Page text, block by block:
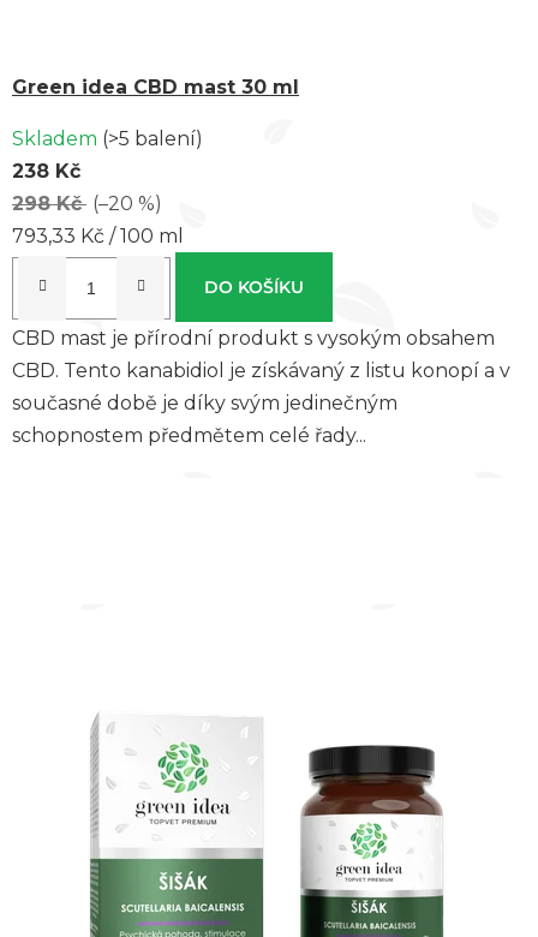
Green idea CBD mast 30 ml
Skladem (>5 balení)
238 Kč
298 Kč (–20 %)
Měrná
793,33 Kč / 100 ml
DO KOŠÍKU
CBD mast je přírodní produkt s vysokým obsahem
CBD. Tento kanabidiol je získávaný z listu konopí a v
současné době je díky svým jedinečným
schopnostem předmětem celé řady...